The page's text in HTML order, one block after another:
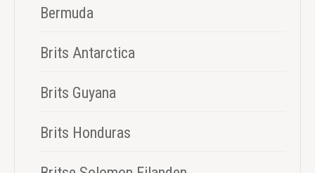
Bermuda
Brits Antarctica
Brits Guyana
Brits Honduras